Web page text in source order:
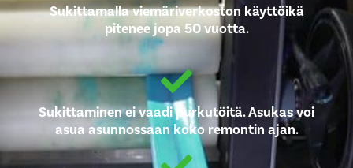
Sukittamalla viemäriverkoston käyttöikä
pitenee jopa 50 vuotta.
Sukittaminen ei vaadi purkutöitä. Asukas voi
asua asunnossaan koko remontin ajan.